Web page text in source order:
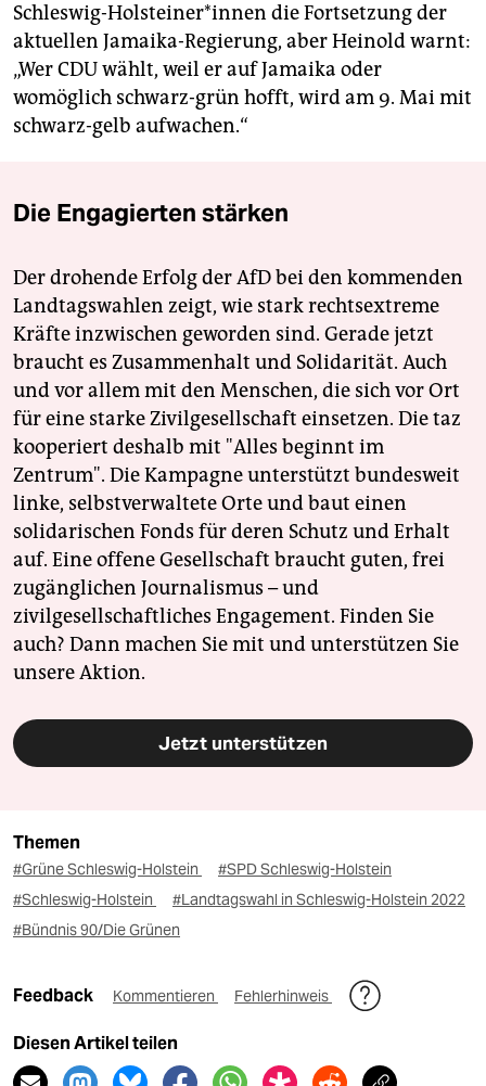
Schleswig-Holsteiner*innen die Fortsetzung der
aktuellen Jamaika-Regierung, aber Heinold warnt:
„Wer CDU wählt, weil er auf Jamaika oder
womöglich schwarz-grün hofft, wird am 9. Mai mit
schwarz-gelb aufwachen.“
Die Engagierten stärken
Der drohende Erfolg der AfD bei den kommenden
Landtagswahlen zeigt, wie stark rechtsextreme
Kräfte inzwischen geworden sind. Gerade jetzt
braucht es Zusammenhalt und Solidarität. Auch
und vor allem mit den Menschen, die sich vor Ort
für eine starke Zivilgesellschaft einsetzen. Die taz
kooperiert deshalb mit "Alles beginnt im
Zentrum". Die Kampagne unterstützt bundesweit
linke, selbstverwaltete Orte und baut einen
solidarischen Fonds für deren Schutz und Erhalt
auf. Eine offene Gesellschaft braucht guten, frei
zugänglichen Journalismus – und
zivilgesellschaftliches Engagement. Finden Sie
auch? Dann machen Sie mit und unterstützen Sie
unsere Aktion.
Jetzt unterstützen
Themen
#Grüne Schleswig-Holstein
#SPD Schleswig-Holstein
#Schleswig-Holstein
#Landtagswahl in Schleswig-Holstein 2022
#Bündnis 90/Die Grünen
Feedback Kommentieren Fehlerhinweis
Diesen Artikel teilen